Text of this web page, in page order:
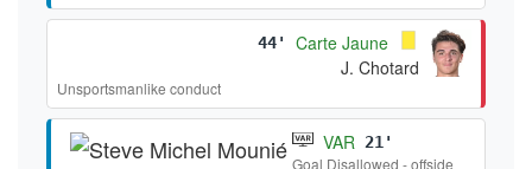
44'
Carte Jaune
J. Chotard
Unsportsmanlike conduct
VAR 21'
Goal Disallowed - offside